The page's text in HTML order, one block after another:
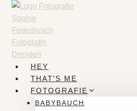
Zum
Inhalt
springen
HEY
THAT’S ME
FOTOGRAFIE
BABYBAUCH